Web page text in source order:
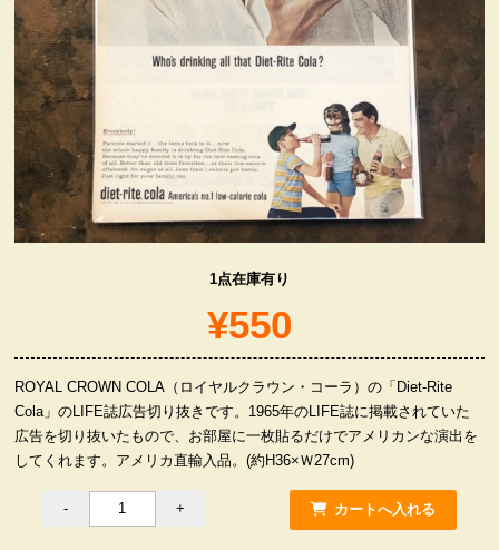
コカコーラ・グッズ
カンパニー・グッズ
キャラクター・グッズ
喫煙具
服飾小物雑貨
1点在庫有り
¥550
ROYAL CROWN COLA（ロイヤルクラウン・コーラ）の「Diet-Rite
Cola」のLIFE誌広告切り抜きです。1965年のLIFE誌に掲載されていた
広告を切り抜いたもので、お部屋に一枚貼るだけでアメリカンな演出を
してくれます。アメリカ直輸入品。(約H36×Ｗ27cm)